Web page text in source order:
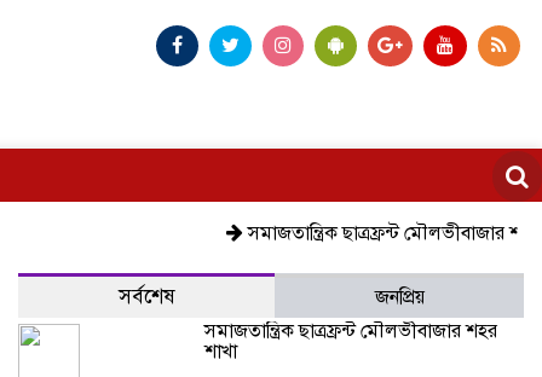
সমাজতান্ত্রিক ছাত্রফ্রন্ট মৌলভীবাজার শহর শাখা
সর্বশেষ
জনপ্রিয়
সমাজতান্ত্রিক ছাত্রফ্রন্ট মৌলভীবাজার শহর
শাখা